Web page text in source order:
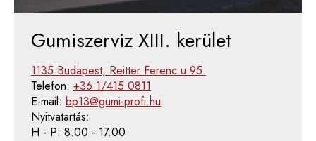
Gumiszerviz XIII. kerület
1135 Budapest, Reitter Ferenc u.95.
Telefon: +36 1/415 0811
E-mail: bp13@gumi-profi.hu
Nyitvatartás:
H - P: 8.00 - 17.00